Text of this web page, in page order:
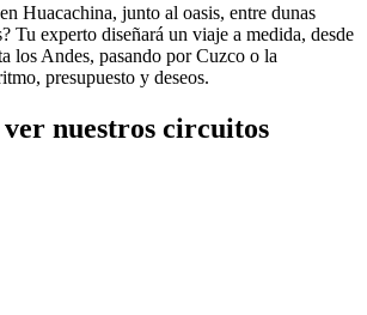
Huacachina, junto al oasis, entre dunas
Tu experto diseñará un viaje a medida, desde
los Andes, pasando por Cuzco o la
presupuesto y deseos.
nuestros circuitos